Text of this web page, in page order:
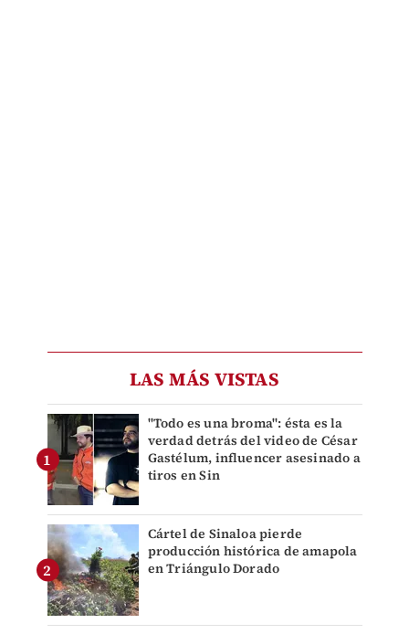
LAS MÁS VISTAS
"Todo es una broma": ésta es la
verdad detrás del video de César
Gastélum, influencer asesinado a
tiros en Sin
Cártel de Sinaloa pierde
producción histórica de amapola
en Triángulo Dorado